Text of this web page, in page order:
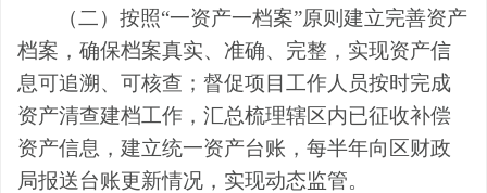
（二）按照“一资产一档案”原则建立完善资产
档案，确保档案真实、准确、完整，实现资产信
息可追溯、可核查；督促项目工作人员按时完成
资产清查建档工作，汇总梳理辖区内已征收补偿
资产信息，建立统一资产台账，每半年向区财政
局报送台账更新情况，实现动态监管。